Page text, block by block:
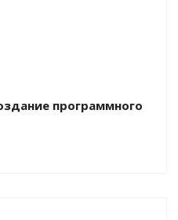
программного